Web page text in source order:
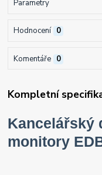
Parametry
Hodnocení 0
Komentáře 0
Kompletní
Kancelářský
monitory